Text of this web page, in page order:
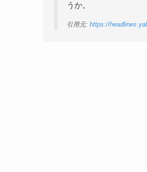
うか。
引用元: https://